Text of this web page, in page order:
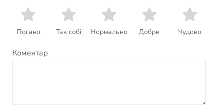
Погано Так собі Нормально Добре Чудово
Коментар